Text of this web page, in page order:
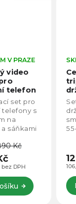
video
telefon
V PRAZE
bez DPH
Kč
set pro
telefony s
na
sáňkami
jako